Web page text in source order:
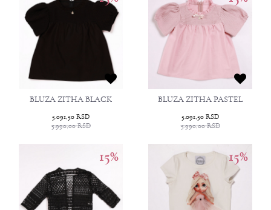
BLUZA ZITHA BLACK
5.091,50 RSD
5.990,00RSD
BLUZA ZITHA PASTEL
5.091,50 RSD
5.990,00RSD
15% 15%